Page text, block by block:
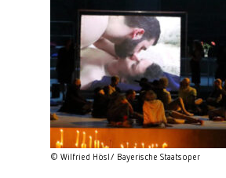
© Wilfried Hösl/ Bayerische Staatsoper